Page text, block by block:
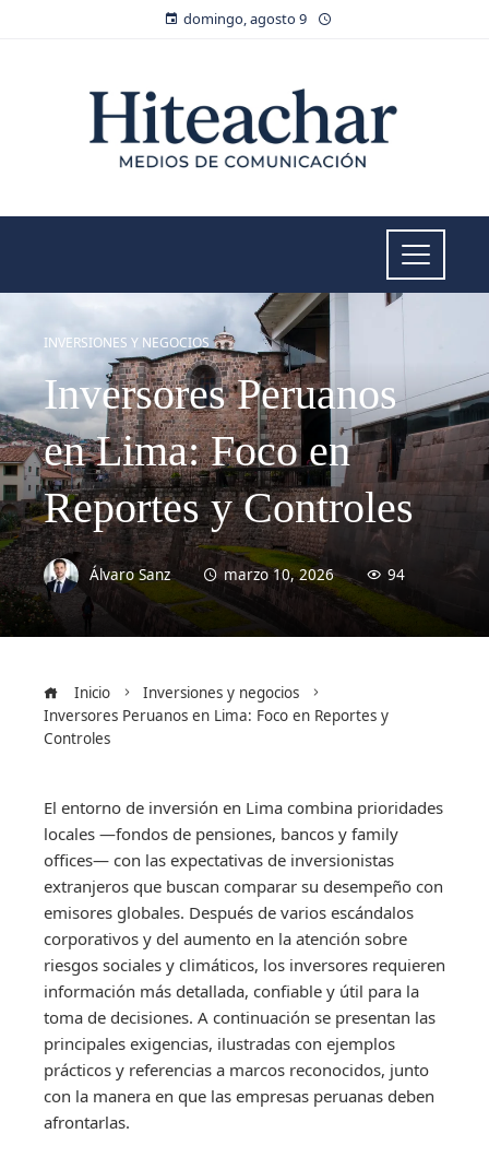
domingo, agosto 9
INVERSIONES Y NEGOCIOS
Inversores Peruanos
en Lima: Foco en
Reportes y Controles
Álvaro Sanz marzo 10, 2026 94
Inicio
Inversiones y negocios
Inversores Peruanos en Lima: Foco en Reportes y
Controles
El entorno de inversión en Lima combina prioridades
locales —fondos de pensiones, bancos y family
offices— con las expectativas de inversionistas
extranjeros que buscan comparar su desempeño con
emisores globales. Después de varios escándalos
corporativos y del aumento en la atención sobre
riesgos sociales y climáticos, los inversores requieren
información más detallada, confiable y útil para la
toma de decisiones. A continuación se presentan las
principales exigencias, ilustradas con ejemplos
prácticos y referencias a marcos reconocidos, junto
con la manera en que las empresas peruanas deben
afrontarlas.